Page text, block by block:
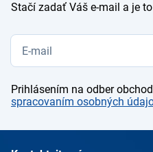
Stačí zadať Váš e-mail a je
Prihlásením na odber
spracovaním osobných